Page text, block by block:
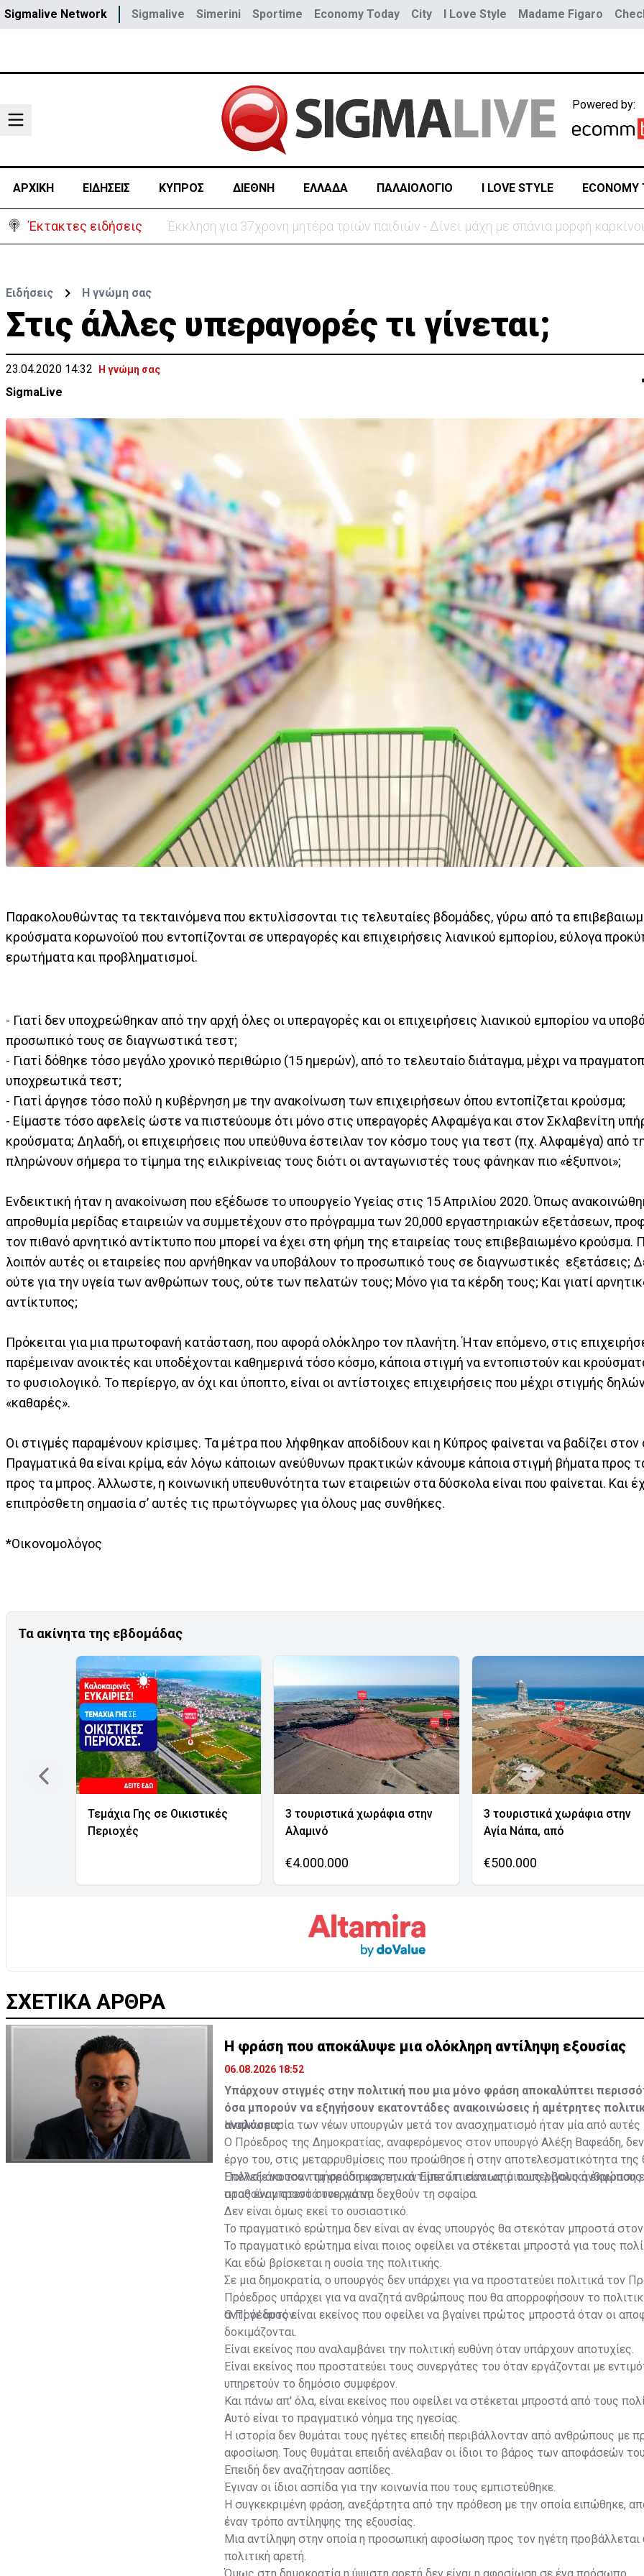
Sigmalive Network Sigmalive Simerini Sportime Economy Today City I Love Style Madame Figaro
Powered by:
ΑΡΧΙΚΗ ΕΙΔΗΣΕΙΣ ΚΥΠΡΟΣ ΔΙΕΘΝΗ ΕΛΛΑΔΑ ΠΑΛΑΙΟΛΟΓΙΟ I LOVE STYLE ECONOMY
Έκτακτες ειδήσεις Στο «κίτρινο» η Κύπρος- Νέα προειδοποίηση για εξαιρετικά υψηλές θερμοκρασίες
Ειδήσεις H γνώμη σας
Στις άλλες υπεραγορές τι γίνεται;
23.04.2020 14:32 Η γνώμη σας
SigmaLive
Παρακολουθώντας τα τεκταινόμενα που εκτυλίσσονται τις τελευταίες βδομάδες, γύρω από τα
κρούσματα κορωνοϊού που εντοπίζονται σε υπεραγορές και επιχειρήσεις λιανικού εμπορίου, εύλογα
ερωτήματα και προβληματισμοί.
- Γιατί δεν υποχρεώθηκαν από την αρχή όλες οι υπεραγορές και οι επιχειρήσεις λιανικού εμπορίου να
προσωπικό τους σε διαγνωστικά τεστ;
- Γιατί δόθηκε τόσο μεγάλο χρονικό περιθώριο (15 ημερών), από το τελευταίο διάταγμα, μέχρι να
υποχρεωτικά τεστ;
- Γιατί άργησε τόσο πολύ η κυβέρνηση με την ανακοίνωση των επιχειρήσεων όπου εντοπίζεται κρούσμα;
- Είμαστε τόσο αφελείς ώστε να πιστεύουμε ότι μόνο στις υπεραγορές Αλφαμέγα και στον Σκλαβενίτη
κρούσματα; Δηλαδή, οι επιχειρήσεις που υπεύθυνα έστειλαν τον κόσμο τους για τεστ (πχ. Αλφαμέγα) από
πληρώνουν σήμερα το τίμημα της ειλικρίνειας τους διότι οι ανταγωνιστές τους φάνηκαν πιο «έξυπνοι»;
Ενδεικτική ήταν η ανακοίνωση που εξέδωσε το υπουργείο Υγείας στις 15 Απριλίου 2020. Όπως
απροθυμία μερίδας εταιρειών να συμμετέχουν στο πρόγραμμα των 20,000 εργαστηριακών εξετάσεων,
τον πιθανό αρνητικό αντίκτυπο που μπορεί να έχει στη φήμη της εταιρείας τους επιβεβαιωμένο κρούσμα.
λοιπόν αυτές οι εταιρείες που αρνήθηκαν να υποβάλουν το προσωπικό τους σε διαγνωστικές εξετάσεις;
ούτε για την υγεία των ανθρώπων τους, ούτε των πελατών τους; Μόνο για τα κέρδη τους; Και γιατί
αντίκτυπος;
Πρόκειται για μια πρωτοφανή κατάσταση, που αφορά ολόκληρο τον πλανήτη. Ήταν επόμενο, στις
παρέμειναν ανοικτές και υποδέχονται καθημερινά τόσο κόσμο, κάποια στιγμή να εντοπιστούν και
το φυσιολογικό. Το περίεργο, αν όχι και ύποπτο, είναι οι αντίστοιχες επιχειρήσεις που μέχρι στιγμής
«καθαρές».
Οι στιγμές παραμένουν κρίσιμες. Τα μέτρα που λήφθηκαν αποδίδουν και η Κύπρος φαίνεται να βαδίζει
Πραγματικά θα είναι κρίμα, εάν λόγω κάποιων ανεύθυνων πρακτικών κάνουμε κάποια στιγμή βήματα προς
προς τα μπρος. Άλλωστε, η κοινωνική υπευθυνότητα των εταιρειών στα δύσκολα είναι που φαίνεται. Και
επιπρόσθετη σημασία σ’ αυτές τις πρωτόγνωρες για όλους μας συνθήκες.
*Οικονομολόγος
Τα ακίνητα της εβδομάδας
Τεμάχια Γης σε Οικιστικές
Περιοχές
3 τουριστικά χωράφια στην
Αλαμινό
€4.000.000
3 τουριστικά χωράφια στην
Αγία Νάπα, από
€500.000
ΣΧΕΤΙΚΑ ΑΡΘΡΑ
Η φράση που αποκάλυψε μια ολόκληρη αντίληψη εξουσίας
06.08.2026 18:52
Υπάρχουν στιγμές στην πολιτική που μια μόνο φράση αποκαλύπτει
όσα μπορούν να εξηγήσουν εκατοντάδες ανακοινώσεις ή αμέτρητες
αναλύσεις.
Η ορκωμοσία των νέων υπουργών μετά τον ανασχηματισμό ήταν μία από αυτές
Ο Πρόεδρος της Δημοκρατίας, αναφερόμενος στον υπουργό Αλέξη Βαφεάδη,
έργο του, στις μεταρρυθμίσεις που προώθησε ή στην αποτελεσματικότητα της
Επέλεξε να τον τιμήσει διαφορετικά. Είπε ότι είναι από τους λίγους
σταθούν μπροστά του για να δεχθούν τη σφαίρα.
Πολλοί άκουσαν τη φράση και την αντιμετώπισαν ως μια υπερβολική έκφραση
προς έναν στενό συνεργάτη.
Δεν είναι όμως εκεί το ουσιαστικό.
Το πραγματικό ερώτημα δεν είναι αν ένας υπουργός θα στεκόταν μπροστά
Το πραγματικό ερώτημα είναι ποιος οφείλει να στέκεται μπροστά για τους
Και εδώ βρίσκεται η ουσία της πολιτικής.
Σε μια δημοκρατία, ο υπουργός δεν υπάρχει για να προστατεύει πολιτικά τον
Πρόεδρος υπάρχει για να αναζητά ανθρώπους που θα απορροφήσουν το
αντί γι' αυτόν.
Ο Πρόεδρος είναι εκείνος που οφείλει να βγαίνει πρώτος μπροστά όταν οι
δοκιμάζονται.
Είναι εκείνος που αναλαμβάνει την πολιτική ευθύνη όταν υπάρχουν αποτυχίες.
Είναι εκείνος που προστατεύει τους συνεργάτες του όταν εργάζονται με
υπηρετούν το δημόσιο συμφέρον.
Και πάνω απ' όλα, είναι εκείνος που οφείλει να στέκεται μπροστά από τους
Αυτό είναι το πραγματικό νόημα της ηγεσίας.
Η ιστορία δεν θυμάται τους ηγέτες επειδή περιβάλλονταν από ανθρώπους με
αφοσίωση. Τους θυμάται επειδή ανέλαβαν οι ίδιοι το βάρος των αποφάσεών
Επειδή δεν αναζήτησαν ασπίδες.
Έγιναν οι ίδιοι ασπίδα για την κοινωνία που τους εμπιστεύθηκε.
Η συγκεκριμένη φράση, ανεξάρτητα από την πρόθεση με την οποία ειπώθηκε,
έναν τρόπο αντίληψης της εξουσίας.
Μια αντίληψη στην οποία η προσωπική αφοσίωση προς τον ηγέτη
πολιτική αρετή.
Όμως στη δημοκρατία η ύψιστη αρετή δεν είναι η αφοσίωση σε ένα πρόσωπο.